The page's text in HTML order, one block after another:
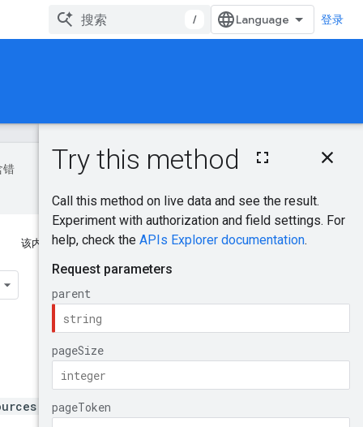
/ 登录
本页内容
查询参数
请求正文
响应正文
错
该内容对您有帮助吗？